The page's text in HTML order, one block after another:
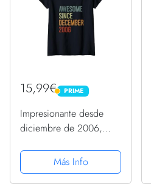
15,99€ PRIME
PRIME
Impresionante desde
diciembre de 2006,
divertido retro Camiseta
Cuello V
Más Info